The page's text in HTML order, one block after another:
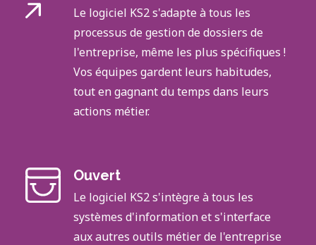
Le logiciel KS2 s'adapte à tous les
processus de gestion de dossiers de
l'entreprise, même les plus spécifiques !
Vos équipes gardent leurs habitudes,
tout en gagnant du temps dans leurs
actions métier.
Ouvert
Le logiciel KS2 s'intègre à tous les
systèmes d'information et s'interface
aux autres outils métier de l'entreprise